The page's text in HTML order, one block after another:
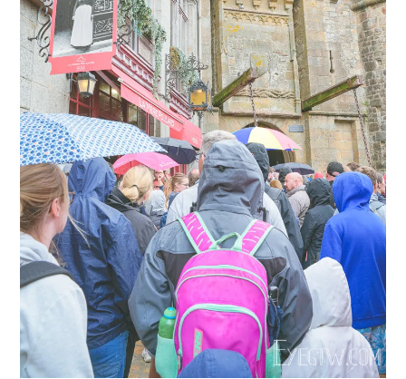
child
menu
child
menu
child
menu
child
menu
child
menu
child
menu
child
menu
child
menu
child
menu
child
menu
child
menu
child
menu
child
menu
child
menu
child
menu
child
menu
child
menu
child
menu
child
menu
child
menu
child
menu
child
menu
child
menu
聯絡我